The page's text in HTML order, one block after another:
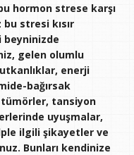
hormon strese karşı
stresi kısır
beyninizde
gelen olumlu
enerji
bağırsak
tansiyon
uyuşmalar,
ilgili şikayetler ve
Bunları kendinize